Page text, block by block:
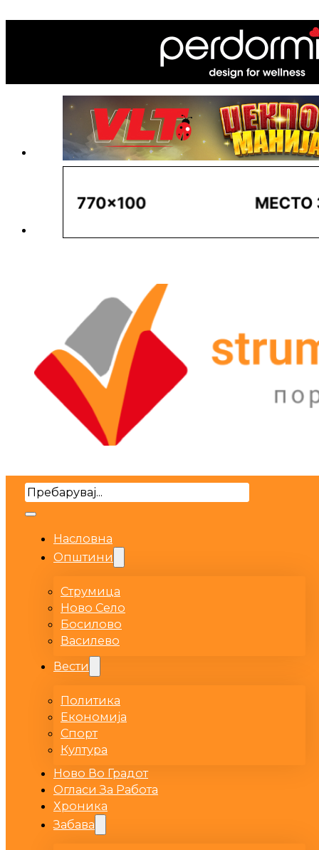
Search
Насловна
Општини
Струмица
Ново Село
Босилово
Василево
Вести
Политика
Економија
Спорт
Култура
Ново Во Градот
Огласи За Работа
Хроника
Забава